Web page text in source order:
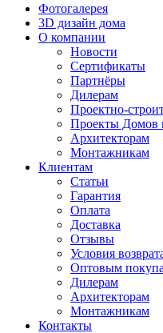
Фотогалерея
3D дизайн дома
О компании
Новости
Сертификаты
Партнёры
Дилерам
Проектно-
Проекты Домов
Архитекторам
Монтажникам
Клиентам
Статьи
Гарантия
Оплата
Доставка
Отзывы
Условия
Оптовым
Дилерам
Архитекторам
Монтажникам
Контакты